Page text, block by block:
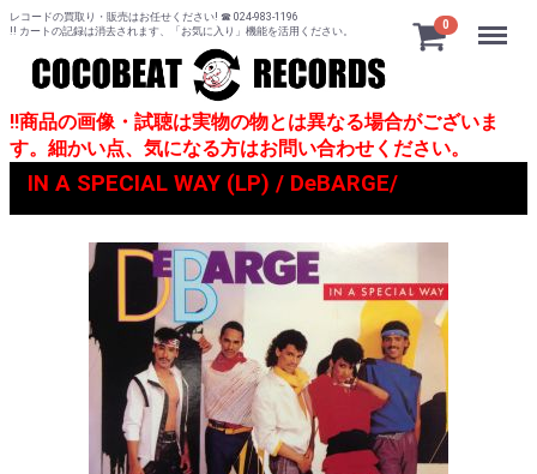
レコードの買取り・販売はお任せください! ☎ 024-983-1196
!! カートの記録は消去されます、「お気に入り」機能を活用ください。
0 Menu
!!商品の画像・試聴は実物の物とは異なる場合がございま
す。細かい点、気になる方はお問い合わせください。
IN A SPECIAL WAY (LP) / DeBARGE/